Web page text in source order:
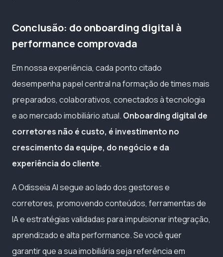
Conclusão: do onboarding digital à
performance comprovada
Em nossa experiência, cada ponto citado
desempenha papel central na formação de times mais
preparados, colaborativos, conectados à tecnologia
e ao mercado imobiliário atual. Onboarding digital de
corretores não é custo, é investimento no
crescimento da equipe, do negócio e da
experiência do cliente.
A Odisseia AI segue ao lado dos gestores e
corretores, promovendo conteúdos, ferramentas de
IA e estratégias validadas para impulsionar integração,
aprendizado e alta performance. Se você quer
garantir que a sua imobiliária seja referência em